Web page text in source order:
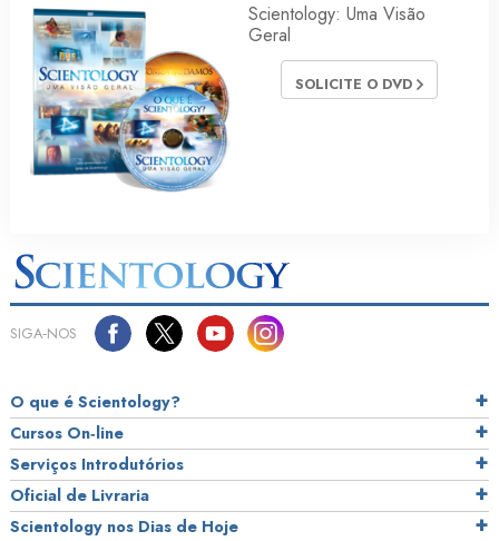
Scientology: Uma Visão
Geral
SOLICITE O DVD
SIGA‑NOS
O que é Scientology?
Cursos On‑line
Serviços Introdutórios
Oficial de Livraria
Scientology nos Dias de Hoje